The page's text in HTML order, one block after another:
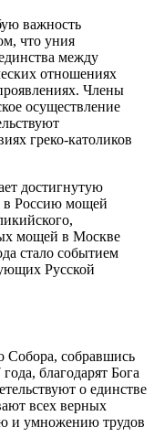
важность
что уния
между
отношениях
Члены
осуществление
греко-католиков
достигнутую
в Россию мощей
мощей в Москве
стало событием
Русской
Собора, собравшись
благодарят Бога
о единстве
всех верных
и умножению трудов